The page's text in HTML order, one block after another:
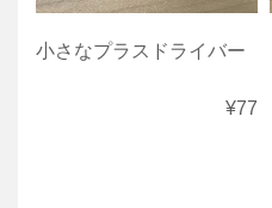
小さなプラスドライバー
¥77